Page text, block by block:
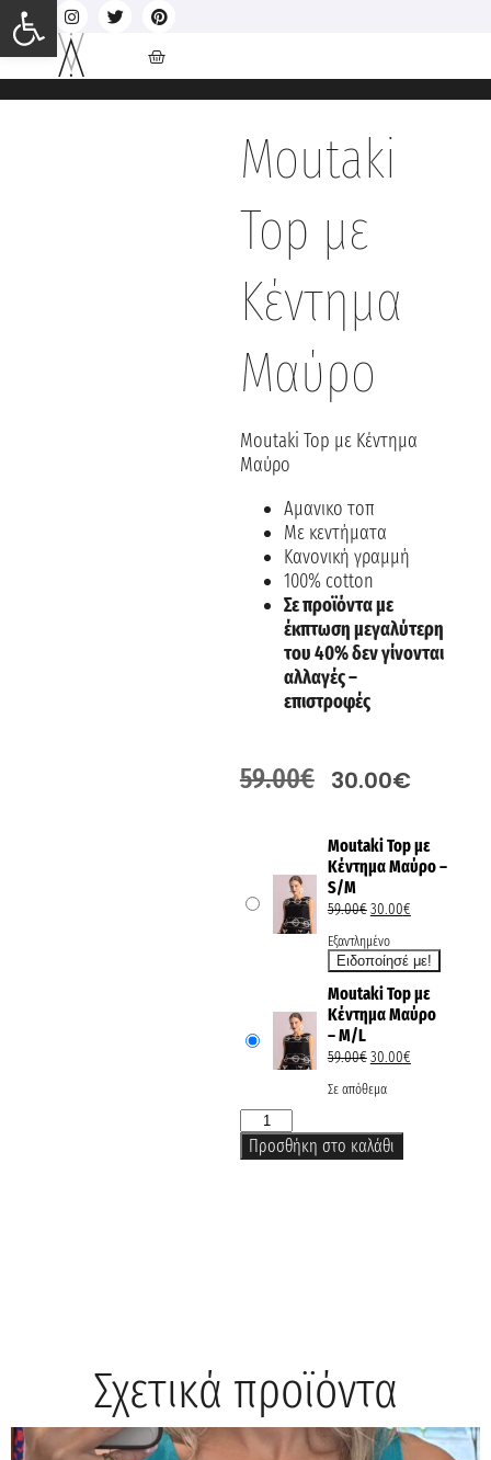
Moutaki
Top με
Κέντημα
Μαύρο
Moutaki Top με Κέντημα
Μαύρο
Αμανικο τοπ
Με κεντήματα
Κανονική γραμμή
100% cotton
Σε προϊόντα με
έκπτωση μεγαλύτερη
του 40% δεν γίνονται
αλλαγές –
επιστροφές
59.00€ 30.00€
Moutaki Top με
Κέντημα Μαύρο –
S/M
59.00€30.00€
Εξαντλημένο
Moutaki Top με
Κέντημα Μαύρο
– M/L
59.00€30.00€
Σε απόθεμα
Προσθήκη στο καλάθι
Σχετικά προϊόντα
Ανοίξτε τη γραμμή εργαλείων